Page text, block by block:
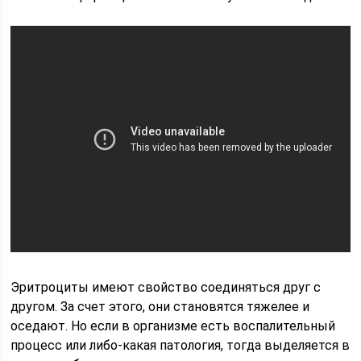
Эритроциты имеют свойство соединяться друг с
другом. За счет этого, они становятся тяжелее и
оседают. Но если в организме есть воспалительный
процесс или либо-какая патология, тогда выделяется в